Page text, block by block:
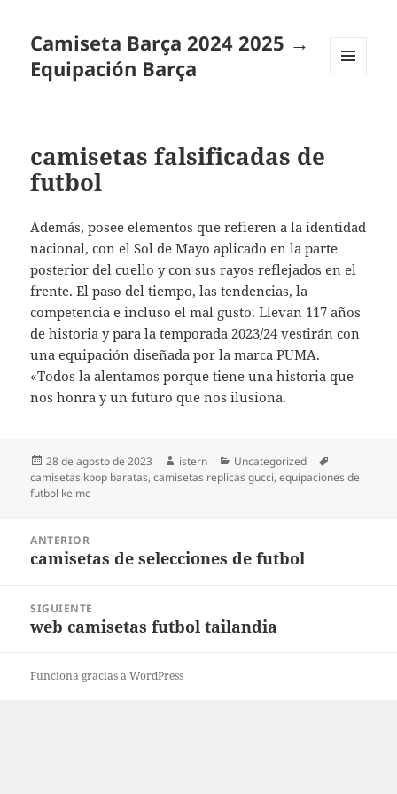
Camiseta Barça 2024 2025 →
Equipación Barça
camisetas falsificadas de
futbol
Además, posee elementos que refieren a la identidad
nacional, con el Sol de Mayo aplicado en la parte
posterior del cuello y con sus rayos reflejados en el
frente. El paso del tiempo, las tendencias, la
competencia e incluso el mal gusto. Llevan 117 años
de historia y para la temporada 2023/24 vestirán con
una equipación diseñada por la marca PUMA.
«Todos la alentamos porque tiene una historia que
nos honra y un futuro que nos ilusiona.
Publicado
el
28 de agosto de 2023 Autor
istern Categorías
Uncategorized
camisetas kpop baratas,camisetas replicas gucci,equipaciones de
futbol kelme
entradas
ANTERIOR
Entrada
camisetas de selecciones de futbol
SIGUIENTE
Entrada
web camisetas futbol tailandia
Funciona gracias a WordPress